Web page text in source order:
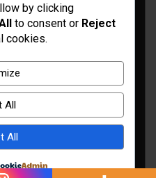
et déco
et jardinage
et de matériaux
by clicking
to consent or Reject
cookies.
All
All